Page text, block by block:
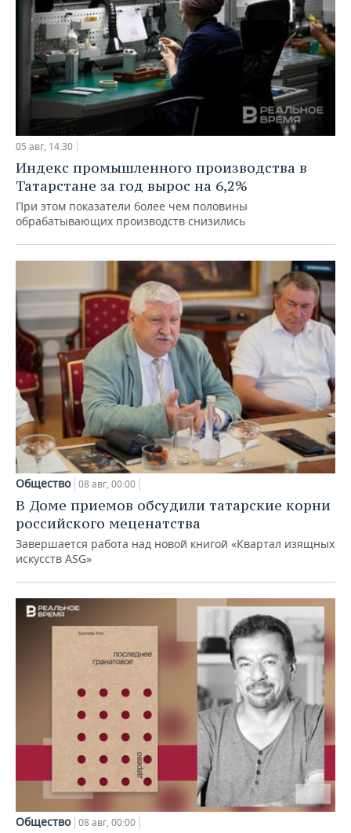
05 авг, 14:30
Индекс промышленного производства в
Татарстане за год вырос на 6,2%
При этом показатели более чем половины
обрабатывающих производств снизились
Общество 08 авг, 00:00
В Доме приемов обсудили татарские корни
российского меценатства
Завершается работа над новой книгой «Квартал изящных
искусств ASG»
Общество 08 авг, 00:00